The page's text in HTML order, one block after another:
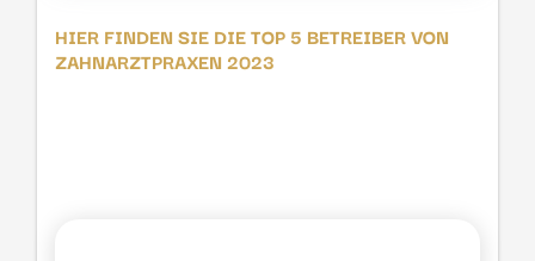
HIER FINDEN SIE DIE TOP 5 BETREIBER VON
ZAHNARZTPRAXEN 2023